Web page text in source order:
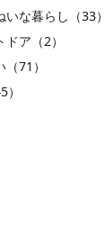
いな暮らし（33）
ドア（2）
71）